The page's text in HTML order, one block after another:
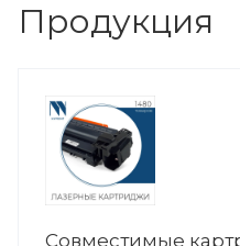
Продукция
Совместимые